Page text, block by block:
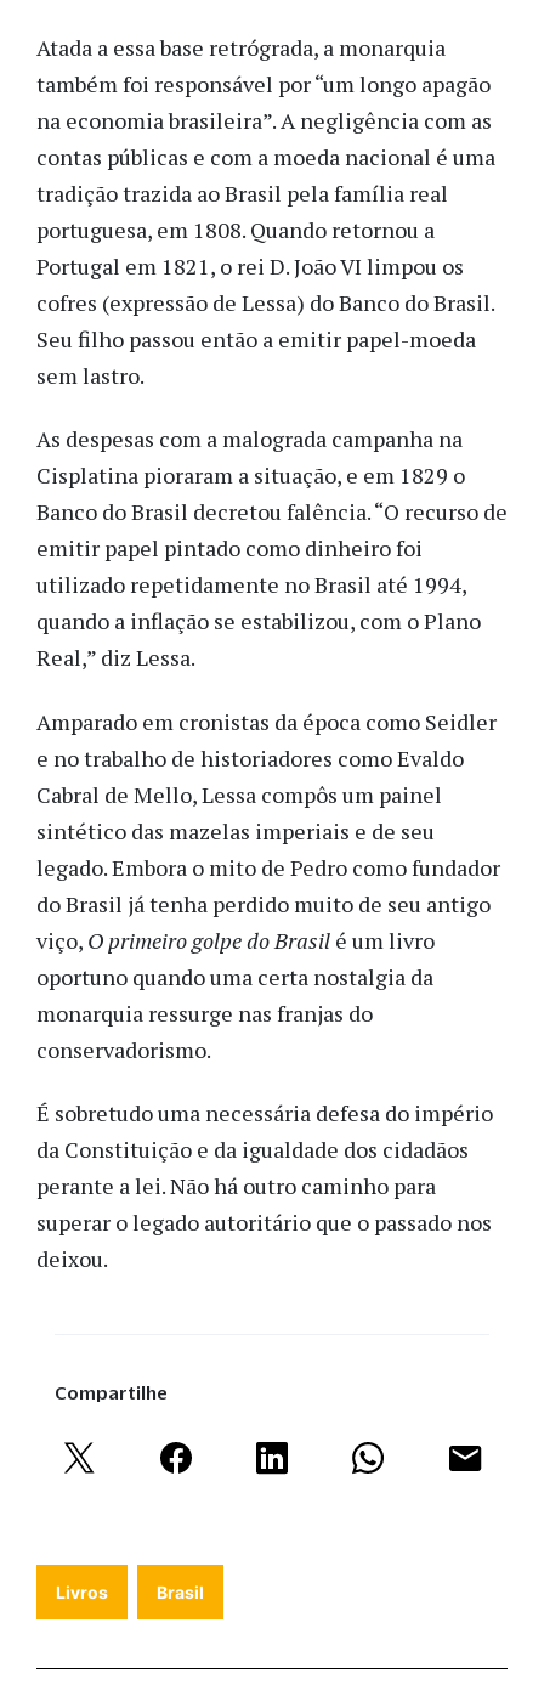
Atada a essa base retrógrada, a monarquia
também foi responsável por “um longo apagão
na economia brasileira”. A negligência com as
contas públicas e com a moeda nacional é uma
tradição trazida ao Brasil pela família real
portuguesa, em 1808. Quando retornou a
Portugal em 1821, o rei D. João VI limpou os
cofres (expressão de Lessa) do Banco do Brasil.
Seu filho passou então a emitir papel-moeda
sem lastro.
As despesas com a malograda campanha na
Cisplatina pioraram a situação, e em 1829 o
Banco do Brasil decretou falência. “O recurso de
emitir papel pintado como dinheiro foi
utilizado repetidamente no Brasil até 1994,
quando a inflação se estabilizou, com o Plano
Real,” diz Lessa.
Amparado em cronistas da época como Seidler
e no trabalho de historiadores como Evaldo
Cabral de Mello, Lessa compôs um painel
sintético das mazelas imperiais e de seu
legado. Embora o mito de Pedro como fundador
do Brasil já tenha perdido muito de seu antigo
viço, O primeiro golpe do Brasil é um livro
oportuno quando uma certa nostalgia da
monarquia ressurge nas franjas do
conservadorismo.
É sobretudo uma necessária defesa do império
da Constituição e da igualdade dos cidadãos
perante a lei. Não há outro caminho para
superar o legado autoritário que o passado nos
deixou.
Compartilhe
Livros Brasil